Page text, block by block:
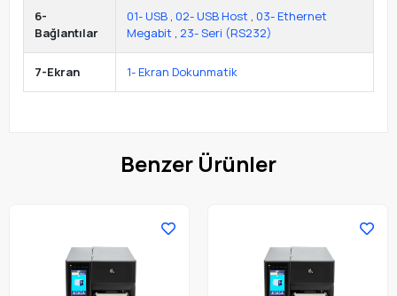
6-
Bağlantılar
01- USB , 02- USB Host , 03- Ethernet
Megabit , 23- Seri (RS232)
7-Ekran 1- Ekran Dokunmatik
Benzer Ürünler